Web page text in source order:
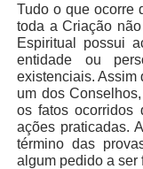
Tudo o que ocorre
toda a Criação
Espiritual possui
entidade ou
existenciais. Assim
um dos
os fatos ocorridos
ações praticadas.
término das
algum pedido a ser